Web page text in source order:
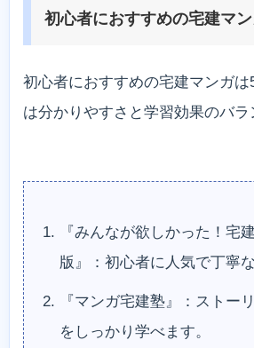
初心者におすすめの宅建マ
初心者におすすめの宅建マンガ
は分かりやすさと学習効果のバ
『みんなが欲しかった！宅
版』：初心者に人気で丁寧
『マンガ宅建塾』：ストー
をしっかり学べます。